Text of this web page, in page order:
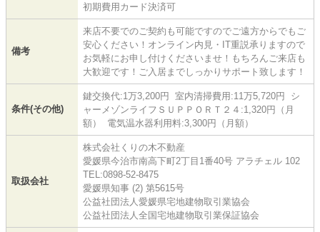
初期費用カード決済可
備考
来店不要でのご契約も可能ですのでご遠方からでもご
安心ください！オンライン内見・IT重説承りますので
お気軽にお申し付けくださいませ！もちろんご来店も
大歓迎です！ご入居までしっかりサポート致します！
条件(その他)
鍵交換代:1万3,200円 室内清掃費用:11万5,720円 シ
ャーメゾンライフＳＵＰＰＯＲＴ２４:1,320円（月
額） 電気温水器利用料:3,300円（月額）
取扱会社
株式会社くりの木不動産
愛媛県今治市南高下町2丁目1番40号 アラチェル 102
TEL:0898-52-8475
愛媛県知事 (2) 第5615号
公益社団法人愛媛県宅地建物取引業協会
公益社団法人全国宅地建物取引業保証協会